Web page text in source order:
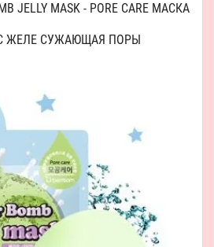
JELLY MASK - PORE CARE МАСКА
ЖЕЛЕ СУЖАЮЩАЯ ПОРЫ